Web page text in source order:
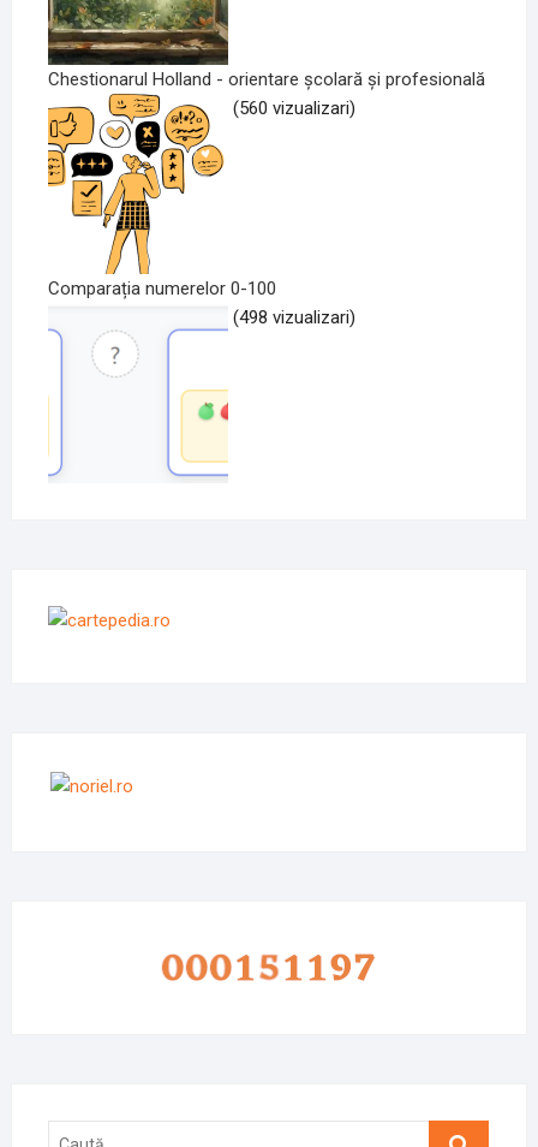
Chestionarul Holland - orientare școlară și profesională
(560 vizualizari)
Comparația numerelor 0-100
(498 vizualizari)
Caută